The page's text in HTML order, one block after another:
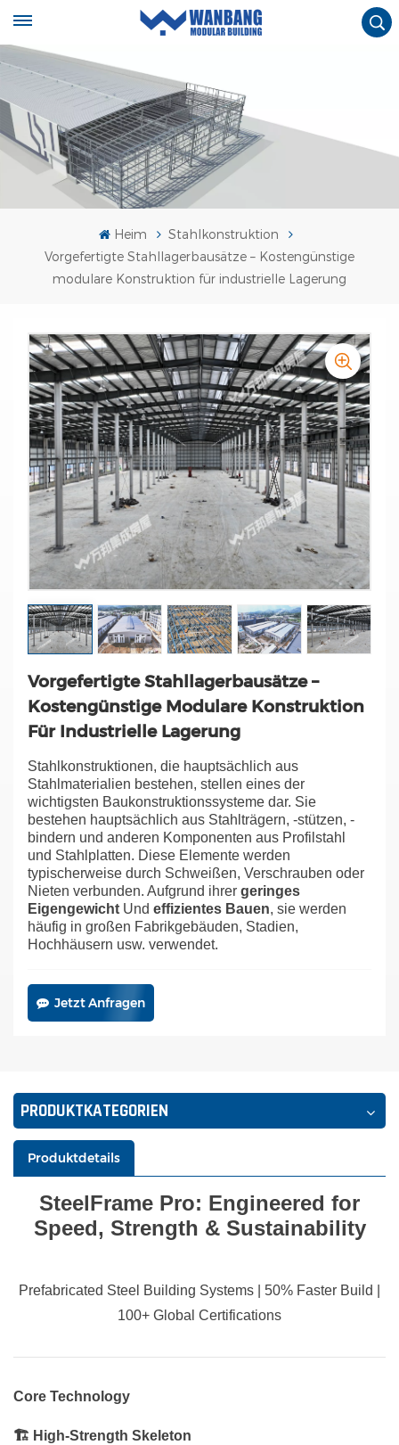
Heim
Stahlkonstruktion
Vorgefertigte Stahllagerbausätze – Kostengünstige
modulare Konstruktion für industrielle Lagerung
Vorgefertigte Stahllagerbausätze –
Kostengünstige Modulare Konstruktion
Für Industrielle Lagerung
Stahlkonstruktionen, die hauptsächlich aus
Stahlmaterialien bestehen, stellen eines der
wichtigsten Baukonstruktionssysteme dar. Sie
bestehen hauptsächlich aus Stahlträgern, -stützen, -
bindern und anderen Komponenten aus Profilstahl
und Stahlplatten. Diese Elemente werden
typischerweise durch Schweißen, Verschrauben oder
Nieten verbunden. Aufgrund ihrer geringes
Eigengewicht Und effizientes Bauen, sie werden
häufig in großen Fabrikgebäuden, Stadien,
Hochhäusern usw. verwendet.
Jetzt Anfragen
PRODUKTKATEGORIEN
Produktdetails
SteelFrame Pro: Engineered for
Speed, Strength & Sustainability
Prefabricated Steel Building Systems | 50% Faster Build |
100+ Global Certifications
Core Technology
🏗️ High-Strength Skeleton